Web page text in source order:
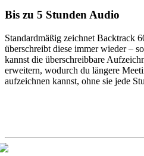
Bis zu 5 Stunden Audio
Standardmäßig zeichnet Backtrack
überschreibt diese immer wieder –
kannst die überschreibbare
erweitern, wodurch du längere
aufzeichnen kannst, ohne sie jede